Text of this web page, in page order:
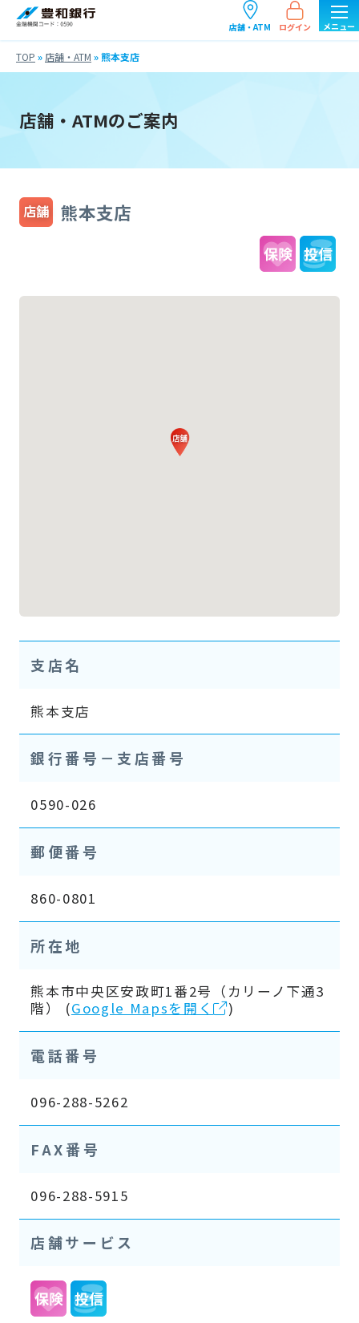
店舗・ATM ログイン
TOP » 店舗・ATM »熊本支店
店舗・ATMのご案内
店舗 熊本支店
支店名
熊本支店
銀行番号－支店番号
0590-026
郵便番号
860-0801
所在地
熊本市中央区安政町1番2号（カリーノ下通3
階） (Google Mapsを開く )
電話番号
096-288-5262
FAX番号
096-288-5915
店舗サービス